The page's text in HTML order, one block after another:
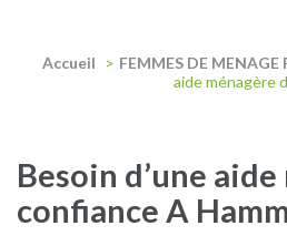
Accueil > FEMMES DE MENAGE
aide ménagère
Besoin d’une
confiance A